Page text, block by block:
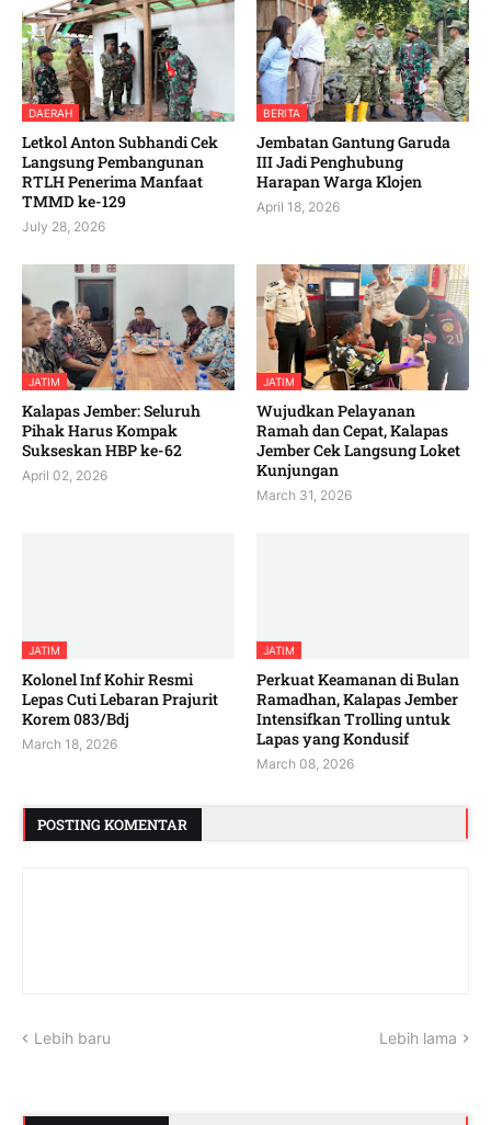
DAERAH
Letkol Anton Subhandi Cek
Langsung Pembangunan
RTLH Penerima Manfaat
TMMD ke-129
July 28, 2026
BERITA
Jembatan Gantung Garuda
III Jadi Penghubung
Harapan Warga Klojen
April 18, 2026
JATIM
Kalapas Jember: Seluruh
Pihak Harus Kompak
Sukseskan HBP ke-62
April 02, 2026
JATIM
Wujudkan Pelayanan
Ramah dan Cepat, Kalapas
Jember Cek Langsung Loket
Kunjungan
March 31, 2026
JATIM
Kolonel Inf Kohir Resmi
Lepas Cuti Lebaran Prajurit
Korem 083/Bdj
March 18, 2026
JATIM
Perkuat Keamanan di Bulan
Ramadhan, Kalapas Jember
Intensifkan Trolling untuk
Lapas yang Kondusif
March 08, 2026
POSTING KOMENTAR
Lebih baru Lebih lama